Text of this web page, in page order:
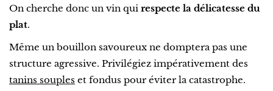
On cherche donc un vin qui respecte la délicatesse du
plat.
Même un bouillon savoureux ne domptera pas une
structure agressive. Privilégiez impérativement des
tanins souples et fondus pour éviter la catastrophe.